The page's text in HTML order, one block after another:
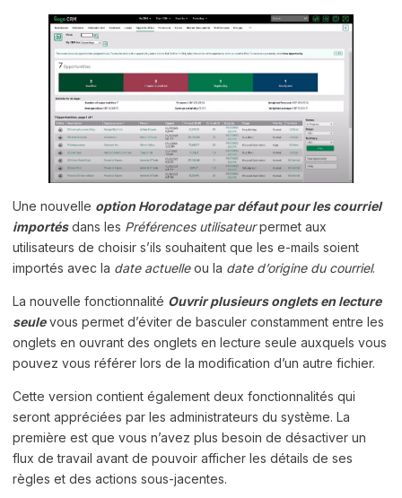
Une nouvelle option Horodatage par défaut pour les courriel
importésdans les Préférences utilisateurpermet aux
utilisateurs de choisir s’ils souhaitent que les e-mails soient
importés avec la date actuelleou la date d’origine du courriel.
La nouvelle fonctionnalité Ouvrir plusieurs onglets en lecture
seulevous permet d’éviter de basculer constamment entre les
onglets en ouvrant des onglets en lecture seule auxquels vous
pouvez vous référer lors de la modification d’un autre fichier.
Cette version contient également deux fonctionnalités qui
seront appréciées par les administrateurs du système. La
première est que vous n’avez plus besoin de désactiver un
flux de travail avant de pouvoir afficher les détails de ses
règles et des actions sous-jacentes.